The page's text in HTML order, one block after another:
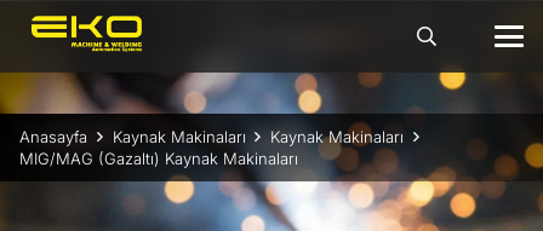
Anasayfa Kaynak Makinaları
Kaynak Makinaları
MIG/MAG (Gazaltı) Kaynak Makinaları